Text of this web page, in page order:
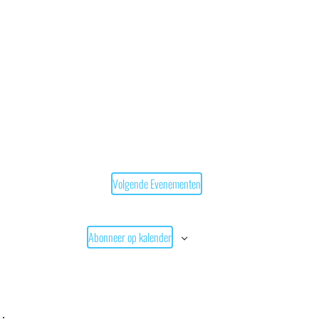
VolgendeEvenementen
Abonneer op kalender